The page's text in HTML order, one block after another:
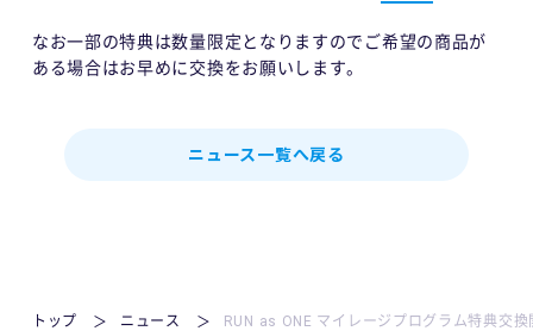
なお一部の特典は数量限定となりますのでご希望の商品が
ある場合はお早めに交換をお願いします。
ニュース一覧へ戻る
トップ ニュース RUN as ONE マイレージプログラム特典交